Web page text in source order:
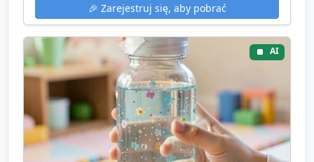
🎉 Zarejestruj się, aby pobrać
AI